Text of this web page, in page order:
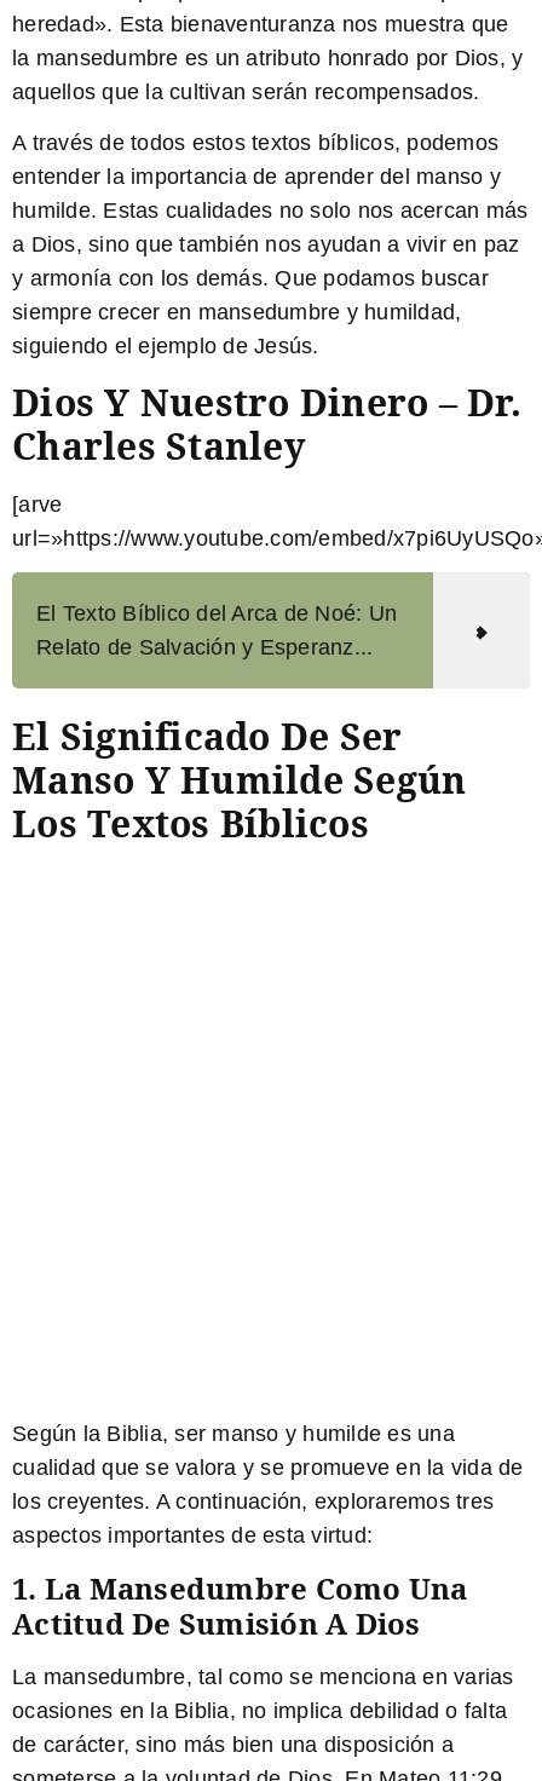
heredad». Esta bienaventuranza nos muestra que
la mansedumbre es un atributo honrado por Dios, y
aquellos que la cultivan serán recompensados.
A través de todos estos textos bíblicos, podemos
entender la importancia de aprender del manso y
humilde. Estas cualidades no solo nos acercan más
a Dios, sino que también nos ayudan a vivir en paz
y armonía con los demás. Que podamos buscar
siempre crecer en mansedumbre y humildad,
siguiendo el ejemplo de Jesús.
Dios Y Nuestro Dinero – Dr.
Charles Stanley
[arve
url=»https://www.youtube.com/embed/
El Texto Bíblico del Arca de Noé: Un
Relato de Salvación y Esperanz...
El Significado De Ser
Manso Y Humilde Según
Los Textos Bíblicos
Según la Biblia, ser manso y humilde es una
cualidad que se valora y se promueve en la vida de
los creyentes. A continuación, exploraremos tres
aspectos importantes de esta virtud:
1. La Mansedumbre Como Una
Actitud De Sumisión A Dios
La mansedumbre, tal como se menciona en varias
ocasiones en la Biblia, no implica debilidad o falta
de carácter, sino más bien una disposición a